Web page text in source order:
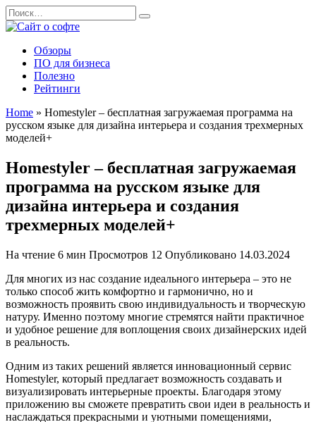
Перейти
к
содержанию
Search
for:
Обзоры
ПО для бизнеса
Полезно
Рейтинги
Home » Homestyler – бесплатная загружаемая программа на
русском языке для дизайна интерьера и создания трехмерных
моделей+
Homestyler – бесплатная загружаемая
программа на русском языке для
дизайна интерьера и создания
трехмерных моделей+
На чтение 6 мин Просмотров 12 Опубликовано 14.03.2024
Для многих из нас создание идеального интерьера – это не
только способ жить комфортно и гармонично, но и
возможность проявить свою индивидуальность и творческую
натуру. Именно поэтому многие стремятся найти практичное
и удобное решение для воплощения своих дизайнерских идей
в реальность.
Одним из таких решений является инновационный сервис
Homestyler, который предлагает возможность создавать и
визуализировать интерьерные проекты. Благодаря этому
приложению вы сможете превратить свои идеи в реальность и
наслаждаться прекрасными и уютными помещениями,